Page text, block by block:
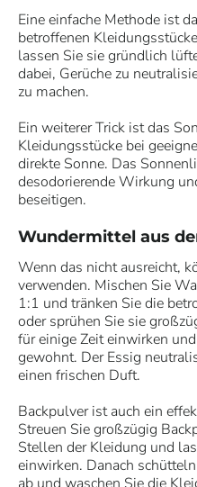
Eine einfache Methode ist
betroffenen
lassen Sie sie gründlich
dabei, Gerüche zu
zu machen.
Ein weiterer Trick ist das
Kleidungsstücke bei
direkte Sonne. Das
desodorierende Wirkung
beseitigen.
Wundermittel aus
Wenn das nicht ausreicht,
verwenden. Mischen Sie
1:1 und tränken Sie die
oder sprühen Sie sie
für einige Zeit einwirken
gewohnt. Der Essig
einen frischen Duft.
Backpulver ist auch ein
Streuen Sie großzügig
Stellen der Kleidung und
einwirken. Danach